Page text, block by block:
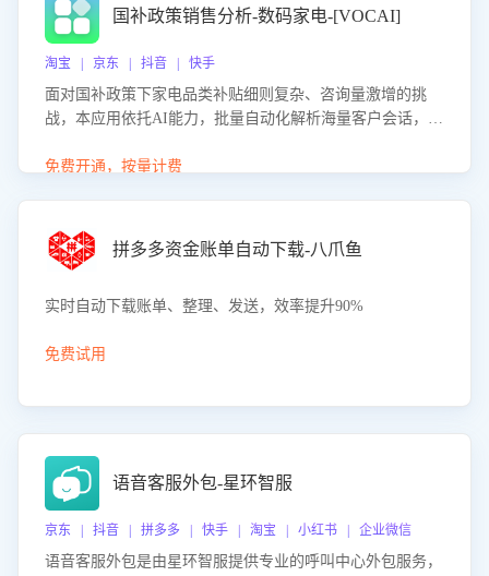
国补政策销售分析-数码家电-[VOCAI]
淘宝 | 京东 | 抖音 | 快手
面对国补政策下家电品类补贴细则复杂、咨询量激增的挑
战，本应用依托AI能力，批量自动化解析海量客户会话，精
购买意向，深度洞察决策动因。同时全面评估客服团队政策
度、客服转化能力及销售业绩。
免费开通，按量计费
拼多多资金账单自动下载-八爪鱼
实时自动下载账单、整理、发送，效率提升90%
免费试用
语音客服外包-星环智服
京东 | 抖音 | 拼多多 | 快手 | 淘宝 | 小红书 | 企业微信
语音客服外包是由星环智服提供专业的呼叫中心外包服务，